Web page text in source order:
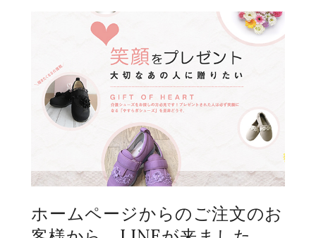
ホームページからのご注文のお